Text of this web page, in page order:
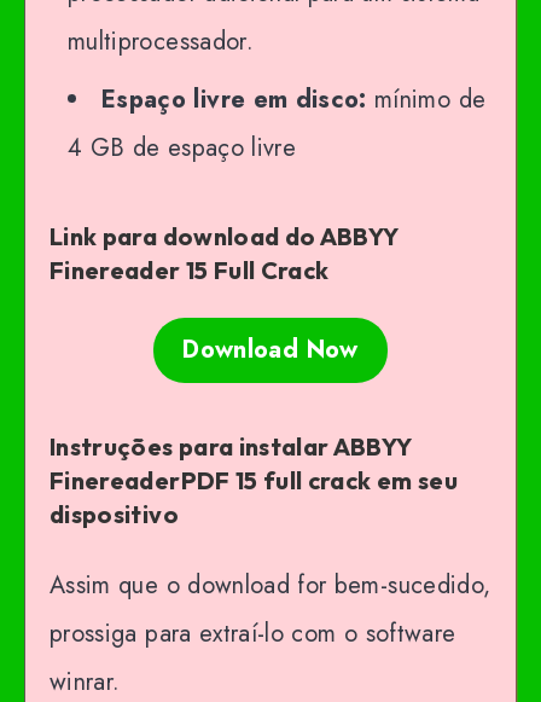
multiprocessador.
Espaço livre em disco: mínimo de
4 GB de espaço livre
Link para download do ABBYY
Finereader 15 Full Crack
Download Now
Instruções para instalar ABBYY
FinereaderPDF 15 full crack em seu
dispositivo
Assim que o download for bem-sucedido,
prossiga para extraí-lo com o software
winrar.